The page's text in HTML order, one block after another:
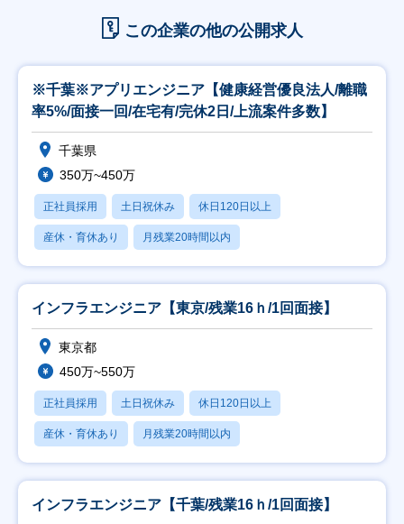
この企業の他の公開求人
※千葉※アプリエンジニア【健康経営優良法人/離職
率5%/面接一回/在宅有/完休2日/上流案件多数】
千葉県
350万~450万
正社員採用 土日祝休み 休日120日以上
産休・育休あり 月残業20時間以内
インフラエンジニア【東京/残業16ｈ/1回面接】
東京都
450万~550万
正社員採用 土日祝休み 休日120日以上
産休・育休あり 月残業20時間以内
インフラエンジニア【千葉/残業16ｈ/1回面接】